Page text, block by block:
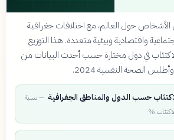
الأشخاص حول العالم، مع اختلافات جغرافية
واقتصادية وبيئية متعددة. هذا التوزيع
في دول مختارة حسب أحدث البيانات من
الصحة النفسية 2024.
حسب الدول والمناطق الجغرافية —نسبة
%